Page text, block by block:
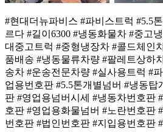
#현대더뉴파비스 #파비스트럭 #5.5
르다 #길이6300 #냉동화물차 #중고
대중고트럭 #중형냉장차 #콜드체인
품배송 #냉동물류차량 #팔레트상하
송차 #운송전문차량 #실사용트럭 #
업용번호판 #5.5톤개별넘버 #냉동탑
판 #영업용넘버시세 #냉동차번호판
호판 #영업용화물넘버 #노란번호판
번호판 #법인번호판 #지입용번호판